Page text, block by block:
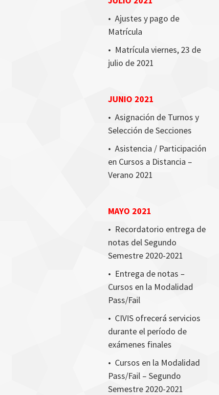
• Ajustes y pago de
Matrícula
• Matrícula viernes, 23 de
julio de 2021
JUNIO 2021
• Asignación de Turnos y
Selección de Secciones
• Asistencia / Participación
en Cursos a Distancia –
Verano 2021
MAYO 2021
• Recordatorio entrega de
notas del Segundo
Semestre 2020-2021
• Entrega de notas –
Cursos en la Modalidad
Pass/Fail
• CIVIS ofrecerá servicios
durante el período de
exámenes finales
• Cursos en la Modalidad
Pass/Fail – Segundo
Semestre 2020-2021